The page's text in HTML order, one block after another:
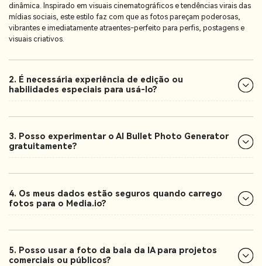
dinâmica. Inspirado em visuais cinematográficos e tendências virais das
mídias sociais, este estilo faz com que as fotos pareçam poderosas,
vibrantes e imediatamente atraentes-perfeito para perfis, postagens e
visuais criativos.
2. É necessária experiência de edição ou
habilidades especiais para usá-lo?
3. Posso experimentar o AI Bullet Photo Generator
gratuitamente?
4. Os meus dados estão seguros quando carrego
fotos para o Media.io?
5. Posso usar a foto da bala da IA para projetos
comerciais ou públicos?